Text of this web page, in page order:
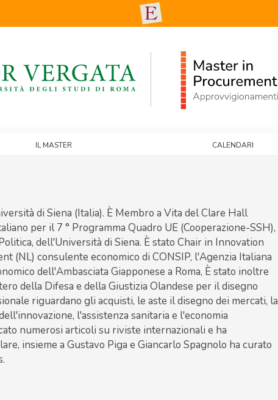
Il Master Calendari
di Siena (Italia). È Membro a Vita del Clare Hall
per il 7 ° Programma Quadro UE (Cooperazione-SSH),
dell'Università di Siena. È stato Chair in Innovation
(NL) consulente economico di CONSIP, l'Agenzia Italiana
dell'Ambasciata Giapponese a Roma, È stato inoltre
della Difesa e della Giustizia Olandese per il disegno
riguardano gli acquisti, le aste il disegno dei mercati, la
l'assistenza sanitaria e l'economia
numerosi articoli su riviste internazionali e ha
insieme a Gustavo Piga e Giancarlo Spagnolo ha curato